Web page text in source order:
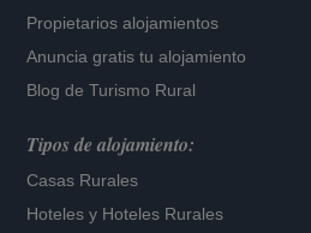
Propietarios alojamientos
Anuncia gratis tu alojamiento
Blog de Turismo Rural
Tipos de alojamiento:
Casas Rurales
Hoteles y Hoteles Rurales